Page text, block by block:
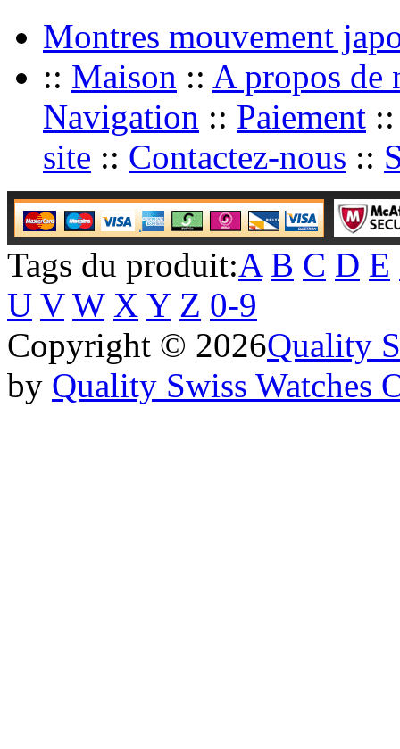
Montres mouvement
:: Maison :: A propos de
Navigation :: Paiement
site :: Contactez-nous ::
Tags du produit:A B C D E
U V W X Y Z 0-9
Copyright © 2026Quality
by Quality Swiss Watches